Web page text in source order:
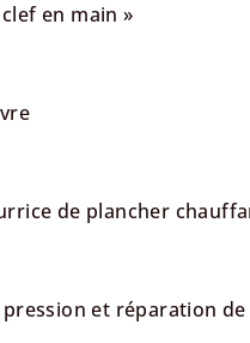
en main »
de plancher
et réparation